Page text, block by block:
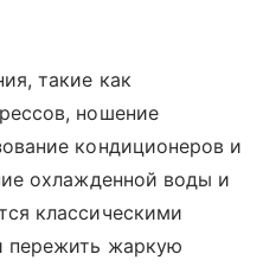
такие как
ношение
кондиционеров и
охлажденной воды и
классическими
пережить жаркую